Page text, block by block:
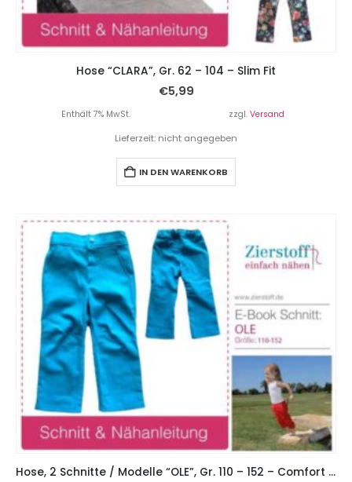
Hose “CLARA”, Gr. 62 – 104 – Slim Fit
€5,99
Enthält 7% MwSt. zzgl. Versand
Lieferzeit: nicht angegeben
IN DEN WARENKORB
Hose, 2 Schnitte / Modelle “OLE”, Gr. 110 – 152 – Comfort Fit